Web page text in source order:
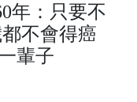
年：只要不
不會得癌
輩子